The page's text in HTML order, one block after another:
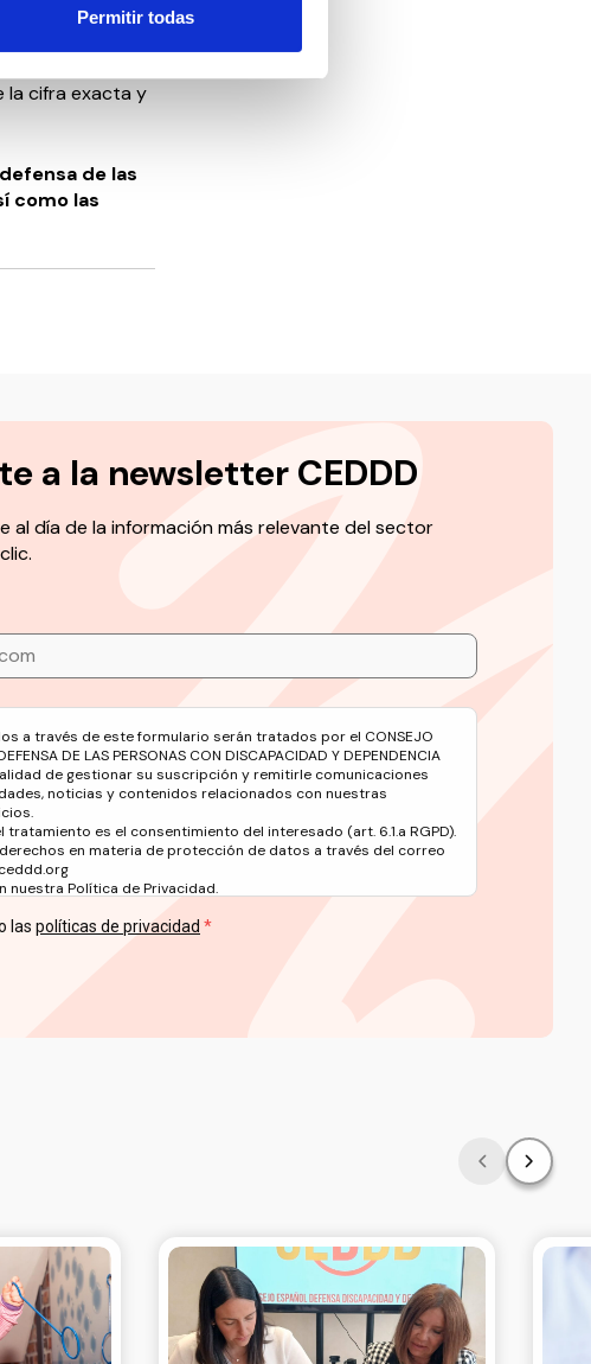
Permitir todas
Sensorial de
la cifra exacta y
de las
como las
a la newsletter CEDDD
al día de la información más relevante del sector
a través de este formulario serán tratados por el CONSEJO
DE LAS PERSONAS CON DISCAPACIDAD Y DEPENDENCIA
de gestionar su suscripción y remitirle comunicaciones
noticias y contenidos relacionados con nuestras
tratamiento es el consentimiento del interesado (art. 6.1.a RGPD).
en materia de protección de datos a través del correo
nuestra Política de Privacidad.
las políticas de privacidad